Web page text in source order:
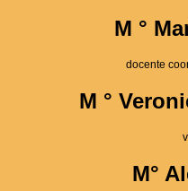
M °
docente
M °
M°